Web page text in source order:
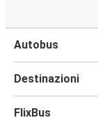
Autobus
Destinazioni
FlixBus